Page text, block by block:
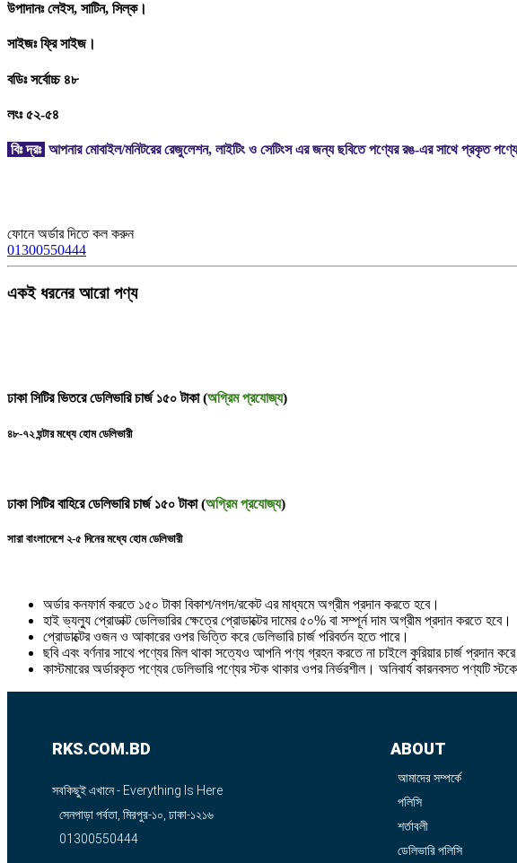
উপাদানঃ লেইস, সাটিন, সিল্ক।
সাইজঃ ফ্রি সাইজ।
বডিঃ সর্বোচ্চ ৪৮
লংঃ ৫২-৫৪
বিঃ দ্রঃ আপনার মোবাইল/মনিটরের রেজুলেশন, লাইটিং ও সেটিংস এর জন্য ছবিতে পণ্যের রঙ-এর সাথে প্রকৃত
ফোনে অর্ডার দিতে কল করুন
01300550444
একই ধরনের আরো পণ্য
ঢাকা সিটির ভিতরে ডেলিভারি চার্জ ১৫০ টাকা (অগ্রিম প্রযোজ্য)
৪৮-৭২ ঘন্টার মধ্যে হোম ডেলিভারী
ঢাকা সিটির বাহিরে ডেলিভারি চার্জ ১৫০ টাকা (অগ্রিম প্রযোজ্য)
সারা বাংলাদেশে ২-৫ দিনের মধ্যে হোম ডেলিভারী
অর্ডার কনফার্ম করতে ১৫০ টাকা বিকাশ/নগদ/রকেট এর মাধ্যমে অগ্রীম প্রদান করতে হবে।
হাই ভ্যল্যু প্রোডাক্ট ডেলিভারির ক্ষেত্রে প্রোডাক্টের দামের ৫০% বা সম্পূর্ন দাম অগ্রীম প্রদান করতে হবে।
প্রোডাক্টের ওজন ও আকারের ওপর ভিত্তি করে ডেলিভারি চার্জ পরিবর্তন হতে পারে।
ছবি এবং বর্ণনার সাথে পণ্যের মিল থাকা সত্যেও আপনি পণ্য গ্রহন করতে না চাইলে কুরিয়ার চার্জ প্রদান
কাস্টমারের অর্ডারকৃত পণ্যের ডেলিভারি পণ্যের স্টক থাকার ওপর নির্ভরশীল। অনিবার্য কারনবসত পণ্যটি
RKS.COM.BD
সবকিছুই এখানে - Everything Is Here
সেনপাড়া পর্বতা, মিরপুর-১০, ঢাকা-১২১৬
01300550444
ABOUT
আমাদের সম্পর্কে
পলিসি
শর্তাবলী
ডেলিভারি পলিসি